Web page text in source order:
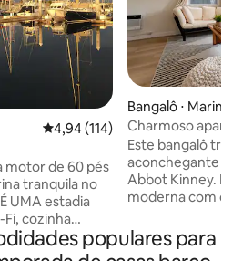
4,94 de uma avaliação média de
4,94 (114)
motor de 60 pés
tranquila no
UMA estadia
de
de
Bangalô ⋅ Marina
Charmoso
poucos passos
Este bangalô
aconchegante
Abbot Kinney.
moderna com
inteligente, Wi-Fi
muito mais. Belo
populares para